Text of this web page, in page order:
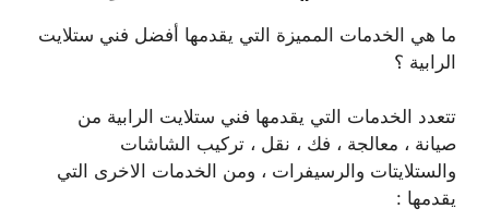
ما هي الخدمات المميزة التي يقدمها أفضل فني ستلايت
الرابية ؟
تتعدد الخدمات التي يقدمها فني ستلايت الرابية من
صيانة ، معالجة ، فك ، نقل ، تركيب الشاشات
والستلايتات والرسيفرات ، ومن الخدمات الاخرى التي
يقدمها :